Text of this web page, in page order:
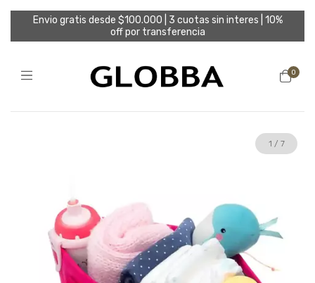
Envio gratis desde $100.000 | 3 cuotas sin interes | 10%
off por transferencia
0
1 / 7